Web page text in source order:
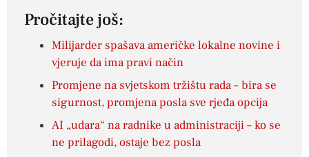
Pročitajte još:
Milijarder spašava američke lokalne novine i
vjeruje da ima pravi način
Promjene na svjetskom tržištu rada – bira se
sigurnost, promjena posla sve rjeđa opcija
AI „udara“ na radnike u administraciji – ko se
ne prilagodi, ostaje bez posla